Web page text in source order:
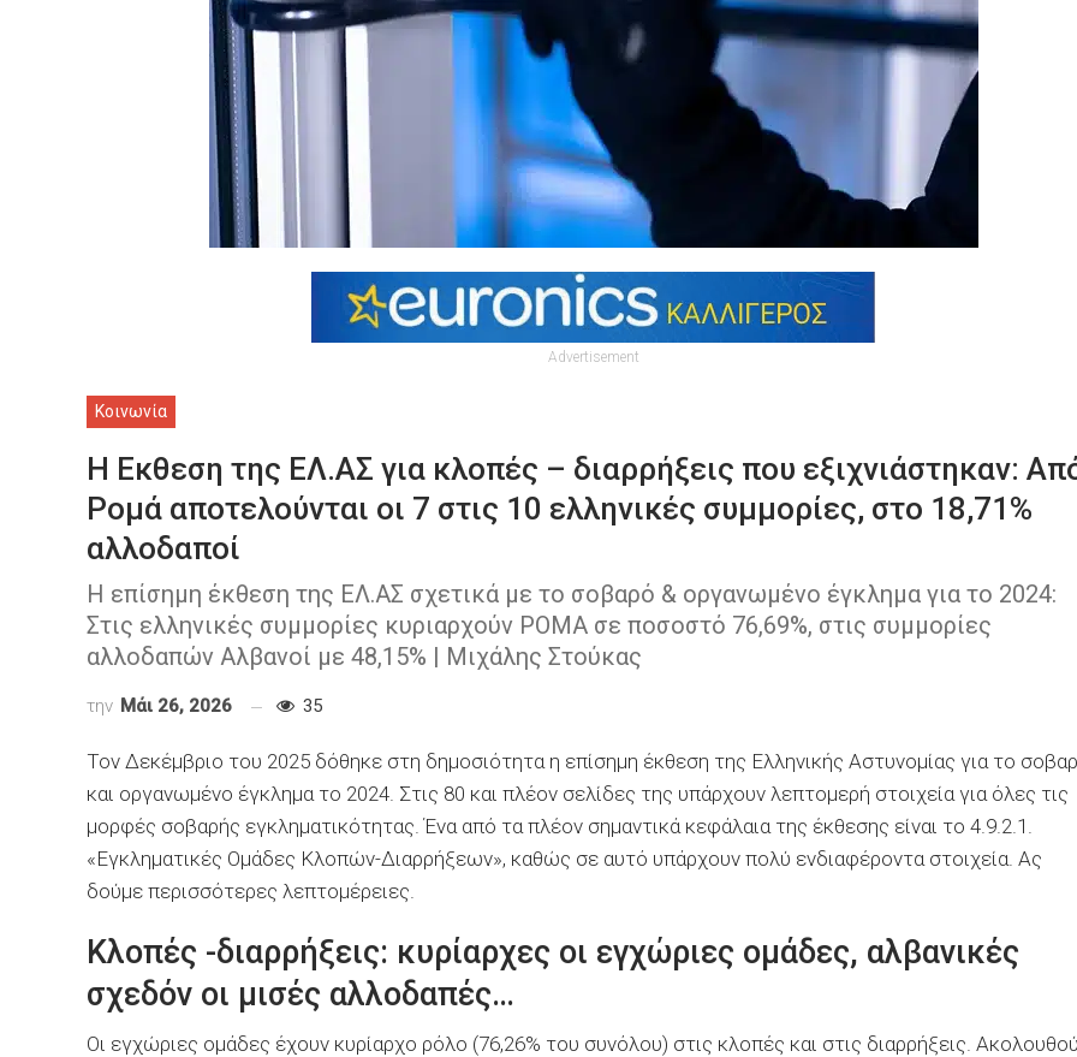
Advertisement
Κοινωνία
Η Εκθεση της ΕΛ.ΑΣ για κλοπές – διαρρήξεις που εξιχνιάστηκαν:
Ρομά αποτελούνται οι 7 στις 10 ελληνικές συμμορίες, στο 18,71%
αλλοδαποί
H επίσημη έκθεση της ΕΛ.ΑΣ σχετικά με το σοβαρό & οργανωμένο έγκλημα για το 2024:
Στις ελληνικές συμμορίες κυριαρχούν ΡΟΜΑ σε ποσοστό 76,69%, στις συμμορίες
αλλοδαπών Αλβανοί με 48,15% | Μιχάλης Στούκας
την Μάι 26, 2026 35
Τον Δεκέμβριο του 2025 δόθηκε στη δημοσιότητα η επίσημη έκθεση της Ελληνικής Αστυνομίας για το
και οργανωμένο έγκλημα το 2024. Στις 80 και πλέον σελίδες της υπάρχουν λεπτομερή στοιχεία για όλες τις
μορφές σοβαρής εγκληματικότητας. Ένα από τα πλέον σημαντικά κεφάλαια της έκθεσης είναι το 4.9.2.1.
«Εγκληματικές Ομάδες Κλοπών-Διαρρήξεων», καθώς σε αυτό υπάρχουν πολύ ενδιαφέροντα στοιχεία. Ας
δούμε περισσότερες λεπτομέρειες.
Κλοπές -διαρρήξεις: κυρίαρχες οι εγχώριες ομάδες, αλβανικές
σχεδόν οι μισές αλλοδαπές…
Οι εγχώριες ομάδες έχουν κυρίαρχο ρόλο (76,26% του συνόλου) στις κλοπές και στις διαρρήξεις.